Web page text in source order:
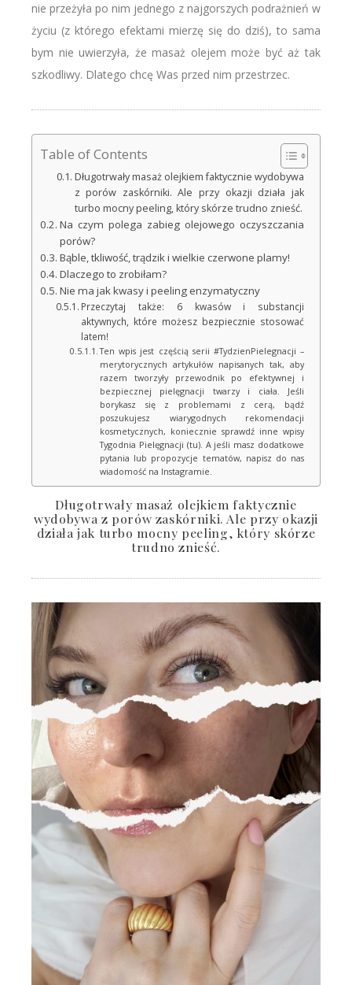
nie przeżyła po nim jednego z najgorszych podrażnień w
życiu (z którego efektami mierzę się do dziś), to sama
bym nie uwierzyła, że masaż olejem może być aż tak
szkodliwy. Dlatego chcę Was przed nim przestrzec.
Table of Contents
Długotrwały masaż olejkiem faktycznie wydobywa
z porów zaskórniki. Ale przy okazji działa jak
turbo mocny peeling, który skórze trudno znieść.
Na czym polega zabieg olejowego oczyszczania
porów?
Bąble, tkliwość, trądzik i wielkie czerwone plamy!
Dlaczego to zrobiłam?
Nie ma jak kwasy i peeling enzymatyczny
Przeczytaj także: 6 kwasów i substancji
aktywnych, które możesz bezpiecznie stosować
latem!
Ten wpis jest częścią serii #TydzienPielegnacji –
merytorycznych artykułów napisanych tak, aby
razem tworzyły przewodnik po efektywnej i
bezpiecznej pielęgnacji twarzy i ciała. Jeśli
borykasz się z problemami z cerą, bądź
poszukujesz wiarygodnych rekomendacji
kosmetycznych, koniecznie sprawdź inne wpisy
Tygodnia Pielęgnacji (tu). A jeśli masz dodatkowe
pytania lub propozycje tematów, napisz do nas
wiadomość na Instagramie.
Długotrwały masaż olejkiem faktycznie
wydobywa z porów zaskórniki. Ale przy okazji
działa jak turbo mocny peeling, który skórze
trudno znieść.